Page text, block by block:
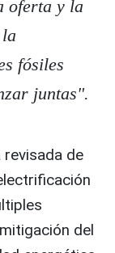
oferta y la
fósiles
juntas".
revisada de
del